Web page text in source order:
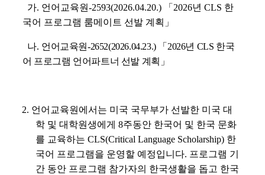
가. 언어교육원-2593(2026.04.20.) 「 2026년 CLS 한
국어 프로그램 룸메이트 선발 계획 」
나. 언어교육원-2652(2026.04.23.) 「 2026년 CLS 한국
어 프로그램 언어파트너 선발 계획 」
2. 언어교육원 에서는 미국 국무부가 선발한 미국 대
학 및 대학원생에게 8주동안 한국어 및 한국 문화
를 교육하는 CLS(Critical Language Scholarship) 한
국어 프로그램을 운영할 예정입니다. 프로그램 기
간 동안 프로그램 참가자의 한국생활을 돕고 한국